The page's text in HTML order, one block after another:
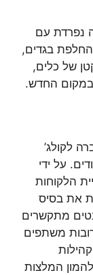
נפרדת עם
החלפת בגדים,
של כלים,
במקום החדש.
לקולג’
על ידי
הלקוחות
את בסיס
מתקשרים
משתפים
להמון המלצות